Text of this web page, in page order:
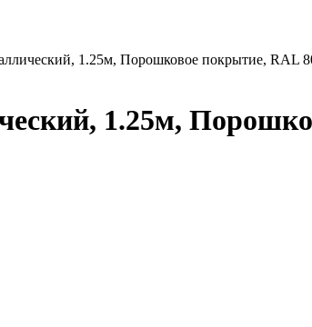
1.25м, Порошковое покрытие, RAL
1.25м,